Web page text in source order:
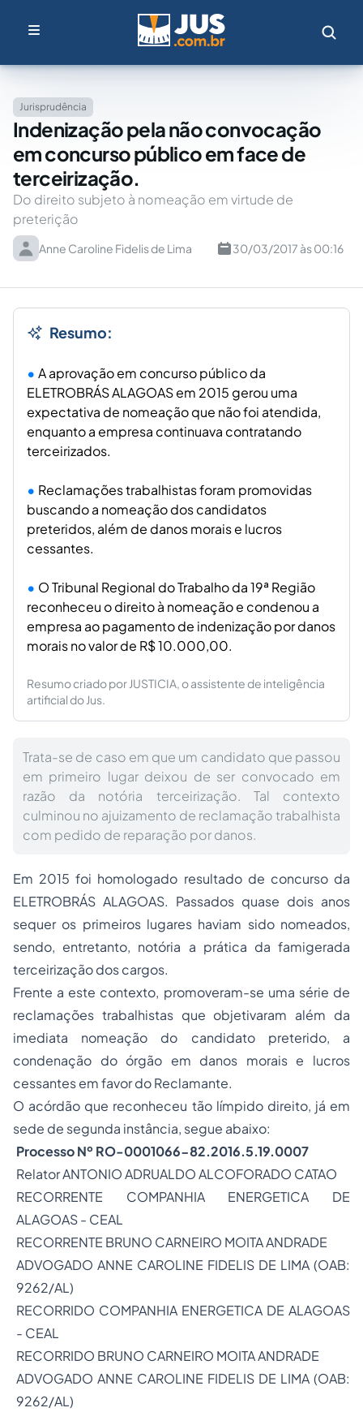
Jurisprudência
Indenização pela não convocação
em concurso público em face de
terceirização.
Do direito subjeto à nomeação em virtude de
preterição
Anne Caroline Fidelis de Lima 30/03/2017 às 00:16
Resumo:
A aprovação em concurso público da
ELETROBRÁS ALAGOAS em 2015 gerou uma
expectativa de nomeação que não foi atendida,
enquanto a empresa continuava contratando
terceirizados.
Reclamações trabalhistas foram promovidas
buscando a nomeação dos candidatos
preteridos, além de danos morais e lucros
cessantes.
O Tribunal Regional do Trabalho da 19ª Região
reconheceu o direito à nomeação e condenou a
empresa ao pagamento de indenização por danos
morais no valor de R$ 10.000,00.
Resumo criado por JUSTICIA, o assistente de inteligência
artificial do Jus.
Trata-se de caso em que um candidato que passou
em primeiro lugar deixou de ser convocado em
razão da notória terceirização. Tal contexto
culminou no ajuizamento de reclamação trabalhista
com pedido de reparação por danos.
Em 2015 foi homologado resultado de concurso da
ELETROBRÁS ALAGOAS. Passados quase dois anos
sequer os primeiros lugares haviam sido nomeados,
sendo, entretanto, notória a prática da famigerada
terceirização dos cargos.
Frente a este contexto, promoveram-se uma série de
reclamações trabalhistas que objetivaram além da
imediata nomeação do candidato preterido, a
condenação do órgão em danos morais e lucros
cessantes em favor do Reclamante.
O acórdão que reconheceu tão límpido direito, já em
sede de segunda instância, segue abaixo:
Processo Nº RO-0001066-82.2016.5.19.0007
RelatorANTONIO ADRUALDO ALCOFORADO CATAO
RECORRENTE COMPANHIA ENERGETICA DE
ALAGOAS - CEAL
RECORRENTE BRUNO CARNEIRO MOITA ANDRADE
ADVOGADO ANNE CAROLINE FIDELIS DE LIMA (OAB:
9262/AL)
RECORRIDO COMPANHIA ENERGETICA DE ALAGOAS
- CEAL
RECORRIDO BRUNO CARNEIRO MOITA ANDRADE
ADVOGADO ANNE CAROLINE FIDELIS DE LIMA (OAB:
9262/AL)